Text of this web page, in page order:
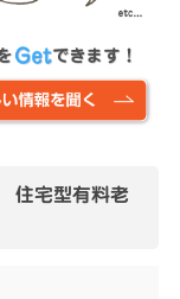
住宅型有料老